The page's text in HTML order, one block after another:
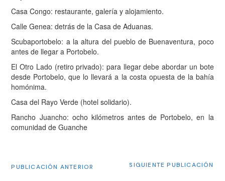
Casa Congo: restaurante, galería y alojamiento.
Calle Genea: detrás de la Casa de Aduanas.
Scubaportobelo: a la altura del pueblo de Buenaventura, poco
antes de llegar a Portobelo.
El Otro Lado (retiro privado): para llegar debe abordar un bote
desde Portobelo, que lo llevará a la costa opuesta de la bahía
homónima.
Casa del Rayo Verde (hotel solidario).
Rancho Juancho: ocho kilómetros antes de Portobelo, en la
comunidad de Guanche
PUBLICACIÓN ANTERIOR SIGUIENTE PUBLICACIÓN